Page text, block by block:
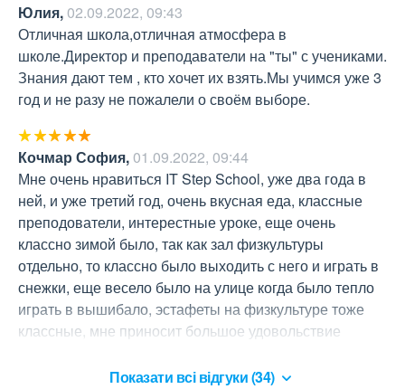
Юлия,02.09.2022, 09:43
Отличная школа,отличная атмосфера в
школе.Директор и преподаватели на "ты" с учениками.
Знания дают тем , кто хочет их взять.Мы учимся уже 3
год и не разу не пожалели о своём выборе.
Кочмар София,01.09.2022, 09:44
Мне очень нравиться IT Step School, уже два года в
ней, и уже третий год, очень вкусная еда, классные
преподователи, интерестные уроке, еще очень
классно зимой было, так как зал физкультуры
отдельно, то классно было выходить с него и играть в
снежки, еще весело было на улице когда было тепло
играть в вышибало, эстафеты на физкультуре тоже
классные, мне приносит большое удовольствие
Показати всі відгуки (34)